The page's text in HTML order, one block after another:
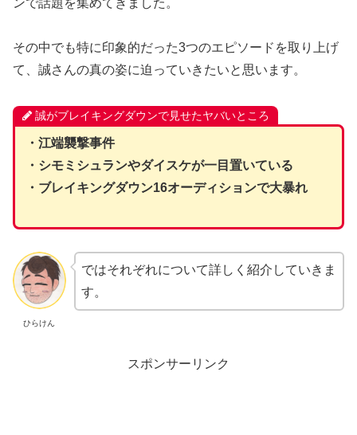
その中でも特に印象的だった3つのエピソードを取り上げ
て、誠さんの真の姿に迫っていきたいと思います。
誠がブレイキングダウンで見せたヤバいところ
・江端襲撃事件
・シモミシュランやダイスケが一目置いている
・ブレイキングダウン16オーディションで大暴れ
ひらけん
ではそれぞれについて詳しく紹介していきま
す。
スポンサーリンク